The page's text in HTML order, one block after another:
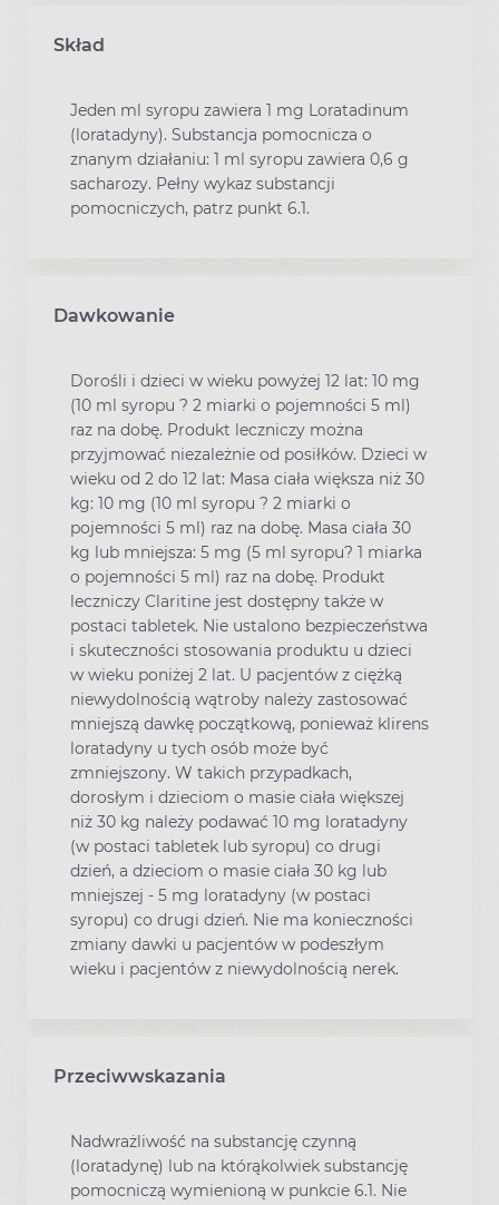
Skład
Jeden ml syropu zawiera 1 mg Loratadinum
(loratadyny). Substancja pomocnicza o
znanym działaniu: 1 ml syropu zawiera 0,6 g
sacharozy. Pełny wykaz substancji
pomocniczych, patrz punkt 6.1.
Dawkowanie
Dorośli i dzieci w wieku powyżej 12 lat: 10 mg
(10 ml syropu ? 2 miarki o pojemności 5 ml)
raz na dobę. Produkt leczniczy można
przyjmować niezależnie od posiłków. Dzieci w
wieku od 2 do 12 lat: Masa ciała większa niż 30
kg: 10 mg (10 ml syropu ? 2 miarki o
pojemności 5 ml) raz na dobę. Masa ciała 30
kg lub mniejsza: 5 mg (5 ml syropu? 1 miarka
o pojemności 5 ml) raz na dobę. Produkt
leczniczy Claritine jest dostępny także w
postaci tabletek. Nie ustalono bezpieczeństwa
i skuteczności stosowania produktu u dzieci
w wieku poniżej 2 lat. U pacjentów z ciężką
niewydolnością wątroby należy zastosować
mniejszą dawkę początkową, ponieważ klirens
loratadyny u tych osób może być
zmniejszony. W takich przypadkach,
dorosłym i dzieciom o masie ciała większej
niż 30 kg należy podawać 10 mg loratadyny
(w postaci tabletek lub syropu) co drugi
dzień, a dzieciom o masie ciała 30 kg lub
mniejszej - 5 mg loratadyny (w postaci
syropu) co drugi dzień. Nie ma konieczności
zmiany dawki u pacjentów w podeszłym
wieku i pacjentów z niewydolnością nerek.
Przeciwwskazania
Nadwrażliwość na substancję czynną
(loratadynę) lub na którąkolwiek substancję
pomocniczą wymienioną w punkcie 6.1. Nie